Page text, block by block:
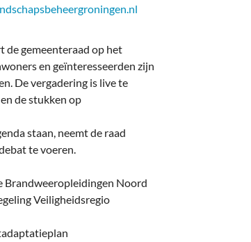
de gemeenteraad op het
en geïnteresseerden zijn
De vergadering is live te
de stukken op
staan, neemt de raad
te voeren.
Brandweeropleidingen Noord
Veiligheidsregio